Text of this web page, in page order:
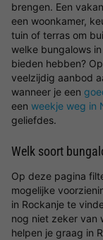
brengen. Een
een woonkamer,
tuin of terras om
welke bungalows
bieden hebben?
veelzijdig aanbod
wanneer je een
een weekje weg in
geliefdes.
Welk soort
Op deze pagina
mogelijke
in Rockanje te
nog niet zeker van
helpen je graag in